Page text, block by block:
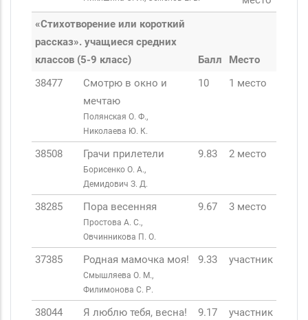
«Стихотворение или короткий
рассказ». учащиеся средних
классов (5-9 класс)
Балл
Место
38477
Смотрю в окно и
мечтаю
Полянская О. Ф.,
Николаева Ю. К.
10 1 место
38508 Грачи прилетели
Борисенко О. А.,
Демидович З. Д.
9.83 2 место
38285 Пора весенняя
Простова А. С.,
Овчинникова П. О.
9.67 3 место
37385 Родная мамочка моя!
Смышляева О. М.,
Филимонова С. Р.
9.33 участник
38044 Я люблю тебя, весна! 9.17 участник